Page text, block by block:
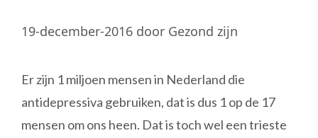
19-december-2016 door Gezond zijn
Er zijn 1 miljoen mensen in Nederland die
antidepressiva gebruiken, dat is dus 1 op de 17
mensen om ons heen. Dat is toch wel een trieste